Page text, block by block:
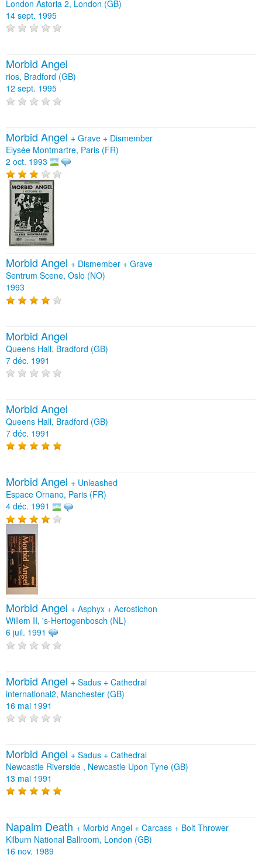
London Astoria 2, London (GB)
14 sept. 1995
Morbid Angel
rios, Bradford (GB)
12 sept. 1995
Morbid Angel + Grave + Dismember
Elysée Montmartre, Paris (FR)
2 oct. 1993
Morbid Angel + Dismember + Grave
Sentrum Scene, Oslo (NO)
1993
Morbid Angel
Queens Hall, Bradford (GB)
7 déc. 1991
Morbid Angel
Queens Hall, Bradford (GB)
7 déc. 1991
Morbid Angel + Unleashed
Espace Ornano, Paris (FR)
4 déc. 1991
Morbid Angel + Asphyx + Acrostichon
Willem II, 's-Hertogenbosch (NL)
6 juil. 1991
Morbid Angel + Sadus + Cathedral
international2, Manchester (GB)
16 mai 1991
Morbid Angel + Sadus + Cathedral
Newcastle Riverside , Newcastle Upon Tyne (GB)
13 mai 1991
Napalm Death + Morbid Angel + Carcass + Bolt Thrower
Kilburn National Ballroom, London (GB)
16 nov. 1989